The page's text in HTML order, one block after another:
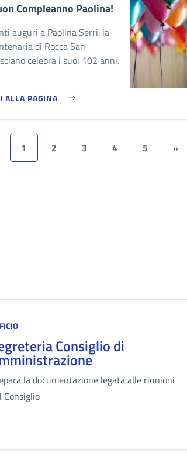
Compleanno Paolina!
auguri a Paolina Serri: la
di Rocca San
celebra i suoi 102 anni.
ALLA PAGINA
1 2 3 4 5 »
Consiglio di
la documentazione legata alle riunioni
Consiglio